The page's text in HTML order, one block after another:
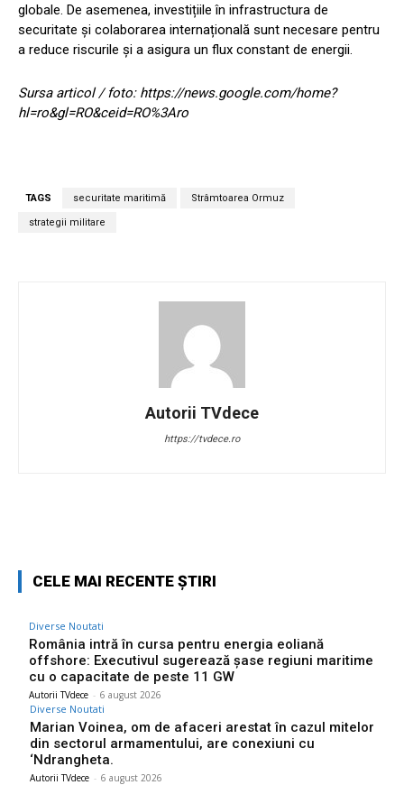
globale. De asemenea, investițiile în infrastructura de
securitate și colaborarea internațională sunt necesare pentru
a reduce riscurile și a asigura un flux constant de energii.
Sursa articol / foto: https://news.google.com/home?
hl=ro&gl=RO&ceid=RO%3Aro
TAGS securitate maritimă Strâmtoarea Ormuz
strategii militare
Autorii TVdece
https://tvdece.ro
CELE MAI RECENTE ȘTIRI
Diverse Noutati
România intră în cursa pentru energia eoliană
offshore: Executivul sugerează șase regiuni maritime
cu o capacitate de peste 11 GW
Autorii TVdece - 6 august 2026
Diverse Noutati
Marian Voinea, om de afaceri arestat în cazul mitelor
din sectorul armamentului, are conexiuni cu
‘Ndrangheta.
Autorii TVdece - 6 august 2026